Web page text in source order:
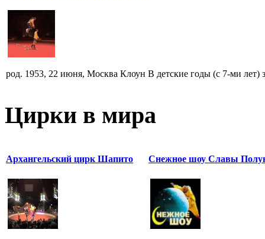
род. 1953, 22 июня, Москва Клоун В детские годы (с 7-ми лет)
Цирки в мира
Архангельский цирк Шапито Снежное шоу Славы